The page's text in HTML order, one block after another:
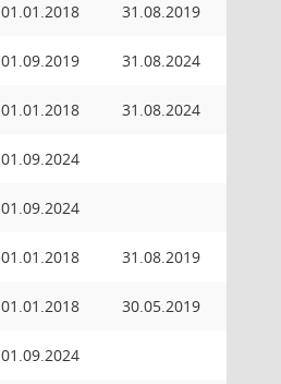
01.01.2018 31.08.2019
01.09.2019 31.08.2024
01.01.2018 31.08.2024
01.09.2024
01.09.2024
01.01.2018 31.08.2019
01.01.2018 30.05.2019
01.09.2024